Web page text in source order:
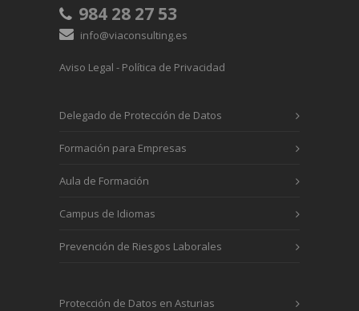
984 28 27 53
info@viaconsulting.es
Aviso Legal - Política de Privacidad
Delegado de Protección de Datos
Formación para Empresas
Aula de Formación
Campus de Idiomas
Prevención de Riesgos Laborales
Protección de Datos en Asturias